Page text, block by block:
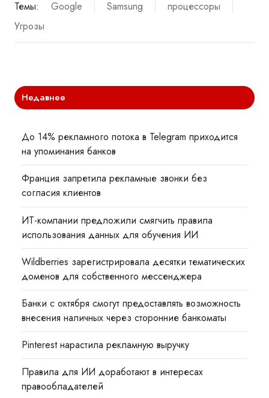
Темы: Google Samsung
процессоры
Угрозы
Недавнее
До 14% рекламного потока в Telegram приходится
на упоминания банков
Франция запретила рекламные звонки без
согласия клиентов
ИТ-компании предложили смягчить правила
использования данных для обучения ИИ
Wildberries зарегистрировала десятки тематических
доменов для собственного мессенджера
Банки с октября смогут предоставлять возможность
внесения наличных через сторонние банкоматы
Pinterest нарастила рекламную выручку
Правила для ИИ доработают в интересах
правообладателей